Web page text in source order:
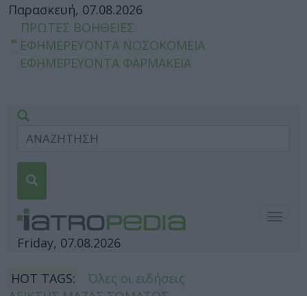
Παρασκευή, 07.08.2026
ΠΡΩΤΕΣ ΒΟΗΘΕΙΕΣ
ΕΦΗΜΕΡΕΥΟΝΤΑ ΝΟΣΟΚΟΜΕΙΑ
ΕΦΗΜΕΡΕΥΟΝΤΑ ΦΑΡΜΑΚΕΙΑ
Friday, 07.08.2026
HOT TAGS:
Όλες οι ειδήσεις